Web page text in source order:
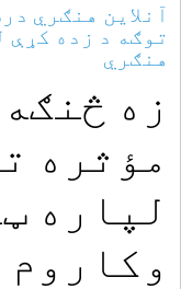
آنلاین هنګري
توګه د زده کړې
هنګري
زه
مؤثره
لپاره